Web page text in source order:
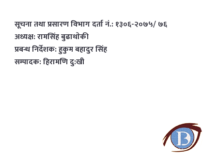
सूचना तथा प्रसारण विभाग दर्ता नं.: १३०६-२०७५/ ७६
अध्यक्ष: रामसिंह बुढाथाेकी
प्रबन्ध निर्देशक: हुकुम बहादुर सिंह
सम्पादक: हिरामणि दु:खी